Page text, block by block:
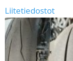
Liitetiedostot